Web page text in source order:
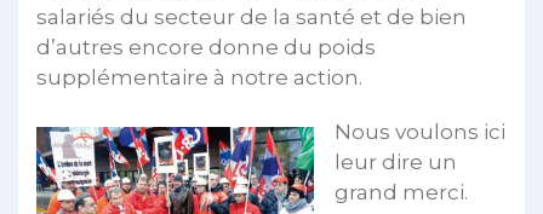
salariés du secteur de la santé et de bien
d’autres encore donne du poids
supplémentaire à notre action.
Nous voulons ici
leur dire un
grand merci.